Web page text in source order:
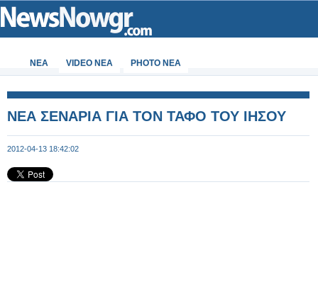
ΝΕΑ VIDEO NEA PHOTO NEA
ΝΕΑ ΣΕΝΑΡΙΑ ΓΙΑ ΤΟΝ ΤΑΦΟ ΤΟΥ ΙΗΣΟΥ
2012-04-13 18:42:02